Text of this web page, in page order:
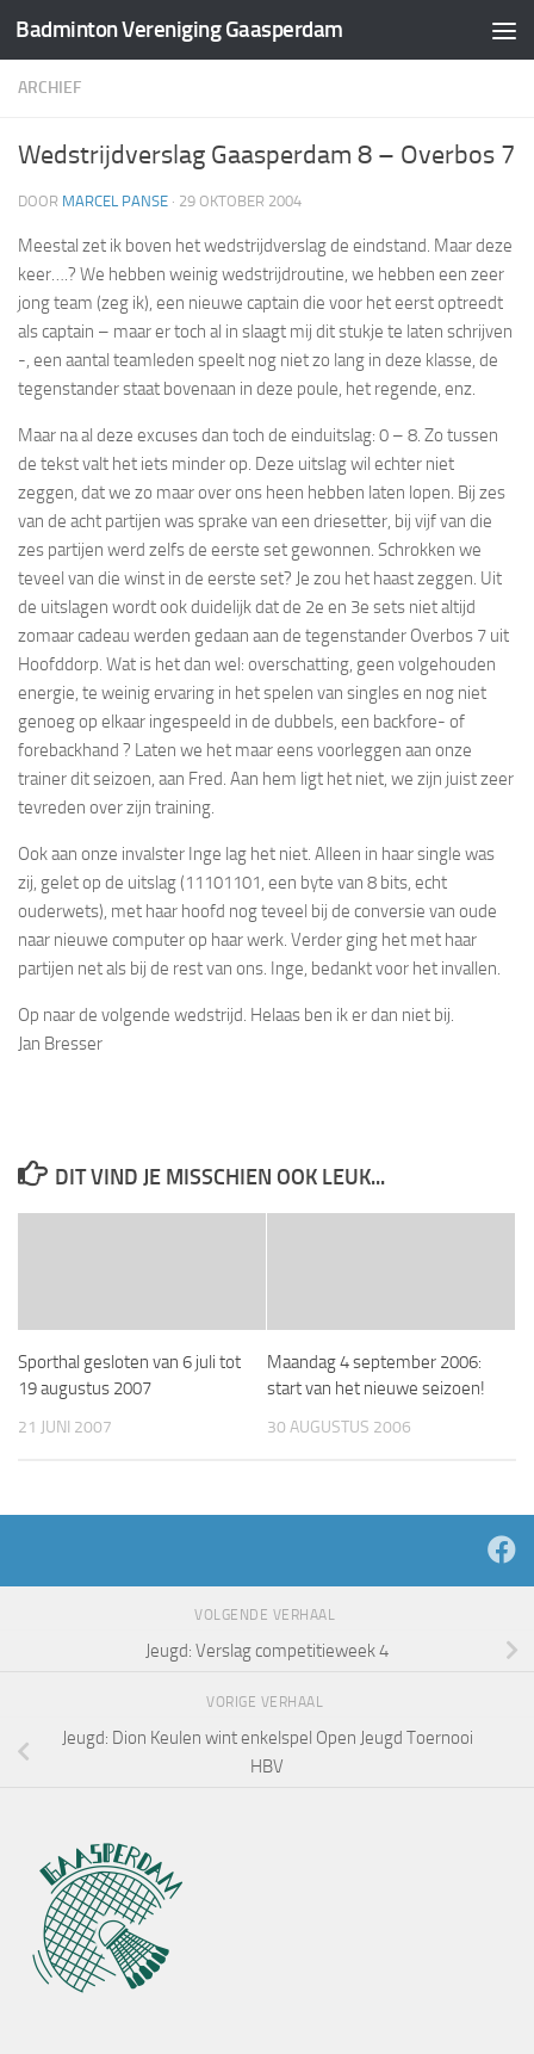
Doorgaan naar inhoud
Badminton Vereniging Gaasperdam
ARCHIEF
Wedstrijdverslag Gaasperdam 8 – Overbos 7
DOOR MARCEL PANSE · 29 OKTOBER 2004
Meestal zet ik boven het wedstrijdverslag de eindstand. Maar deze
keer….? We hebben weinig wedstrijdroutine, we hebben een zeer
jong team (zeg ik), een nieuwe captain die voor het eerst optreedt
als captain – maar er toch al in slaagt mij dit stukje te laten schrijven
-, een aantal teamleden speelt nog niet zo lang in deze klasse, de
tegenstander staat bovenaan in deze poule, het regende, enz.
Maar na al deze excuses dan toch de einduitslag: 0 – 8. Zo tussen
de tekst valt het iets minder op. Deze uitslag wil echter niet
zeggen, dat we zo maar over ons heen hebben laten lopen. Bij zes
van de acht partijen was sprake van een driesetter, bij vijf van die
zes partijen werd zelfs de eerste set gewonnen. Schrokken we
teveel van die winst in de eerste set? Je zou het haast zeggen. Uit
de uitslagen wordt ook duidelijk dat de 2e en 3e sets niet altijd
zomaar cadeau werden gedaan aan de tegenstander Overbos 7 uit
Hoofddorp. Wat is het dan wel: overschatting, geen volgehouden
energie, te weinig ervaring in het spelen van singles en nog niet
genoeg op elkaar ingespeeld in de dubbels, een backfore- of
forebackhand ? Laten we het maar eens voorleggen aan onze
trainer dit seizoen, aan Fred. Aan hem ligt het niet, we zijn juist zeer
tevreden over zijn training.
Ook aan onze invalster Inge lag het niet. Alleen in haar single was
zij, gelet op de uitslag (11101101, een byte van 8 bits, echt
ouderwets), met haar hoofd nog teveel bij de conversie van oude
naar nieuwe computer op haar werk. Verder ging het met haar
partijen net als bij de rest van ons. Inge, bedankt voor het invallen.
Op naar de volgende wedstrijd. Helaas ben ik er dan niet bij.
Jan Bresser
DIT VIND JE MISSCHIEN OOK LEUK...
Sporthal gesloten van 6 juli tot
19 augustus 2007
21 JUNI 2007
Maandag 4 september 2006:
start van het nieuwe seizoen!
30 AUGUSTUS 2006
VOLGENDE VERHAAL
Jeugd: Verslag competitieweek 4
VORIGE VERHAAL
Jeugd: Dion Keulen wint enkelspel Open Jeugd Toernooi
HBV